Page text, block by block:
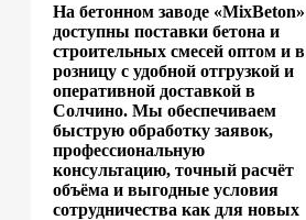
На бетонном заводе «MixBeton»
доступны поставки бетона и
строительных смесей оптом и в
розницу с удобной отгрузкой и
оперативной доставкой в
Солчино. Мы обеспечиваем
быструю обработку заявок,
профессиональную
консультацию, точный расчёт
объёма и выгодные условия
сотрудничества как для новых